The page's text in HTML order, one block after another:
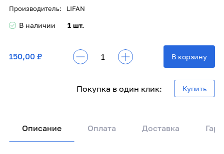
Производитель: LIFAN
В наличии 1 шт.
150,00 ₽ В корзину
Покупка в один клик: Купить
Описание Оплата Доставка